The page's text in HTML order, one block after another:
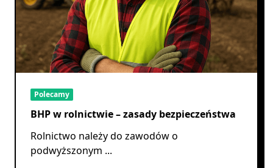
Polecamy
BHP w rolnictwie – zasady bezpieczeństwa
Rolnictwo należy do zawodów o
podwyższonym ...